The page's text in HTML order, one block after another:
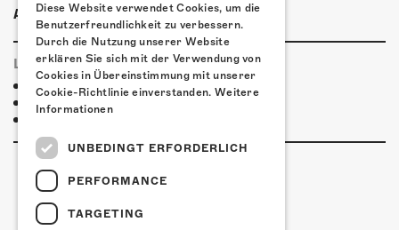
ANLASSINFORMATIONEN
LINKS & PARTNER
Facebook-Event
Tim Freitag
Diese Website verwendet Cookies, um die
Benutzerfreundlichkeit zu verbessern.
Durch die Nutzung unserer Website
erklären Sie sich mit der Verwendung von
Cookies in Übereinstimmung mit unserer
Cookie-Richtlinie einverstanden. Weitere
Informationen
UNBEDINGT ERFORDERLICH
PERFORMANCE
TARGETING